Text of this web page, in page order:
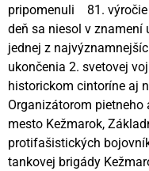
pripomenuli 81. výročie
deň sa niesol v znamení
jednej z
ukončenia 2. svetovej
historickom cintoríne aj
Organizátorom pietneho
mesto Kežmarok,
protifašistických
tankovej brigády